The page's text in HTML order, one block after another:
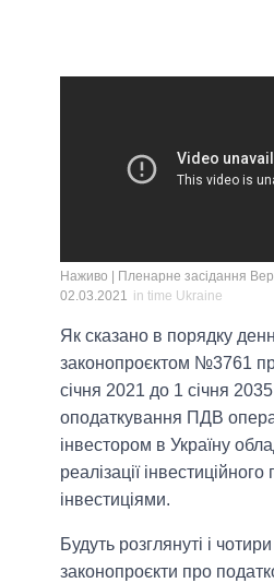
Наживо | Пленарне засідання
02.03.2021 in time Ukraine
Як сказано в порядку
законопроєктом №3761
січня 2021 до 1 січня
оподаткування ПДВ
інвестором в Україну
реалізації
інвестиціями.
Будуть розглянуті і
законопроєкти про